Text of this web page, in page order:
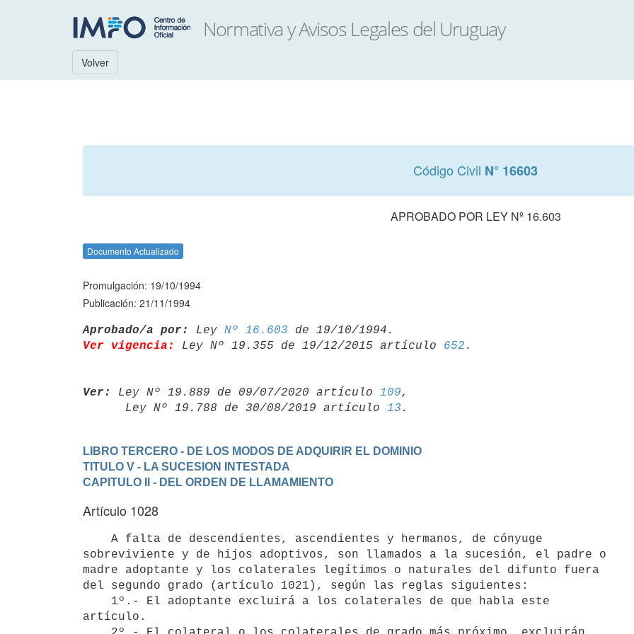
Volver
Código Civil N° 16603
APROBADO POR LEY Nº 16.603
Documento Actualizado
Promulgación: 19/10/1994
Publicación: 21/11/1994
Aprobado/a por: Ley Nº 16.603
Ver vigencia:
Ley Nº 19.355 de 19/12/2015 artículo 652
Ver: Ley Nº 19.889 de 09/07/2020 artículo 109,
      Ley Nº 19.788 de 30/08/2019 artículo
13
LIBRO TERCERO - DE LOS MODOS DE ADQUIRIR EL DOMINIO
TITULO V - LA SUCESION INTESTADA
CAPITULO II - DEL ORDEN DE LLAMAMIENTO
Artículo 1028
sobreviviente y de hijos adoptivos, son llamados a la sucesión, el padre o
madre adoptante y los colaterales legítimos o naturales del difunto fuera
del segundo grado (artículo 1021), según las reglas siguientes:
artículo.